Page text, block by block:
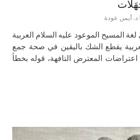
د. أيمن عودة
المسيح الموعود عليه السلام العربية
العربية يقطع الشك باليقين في صحة جمع
المعترض التافهة، قوله بخطأ